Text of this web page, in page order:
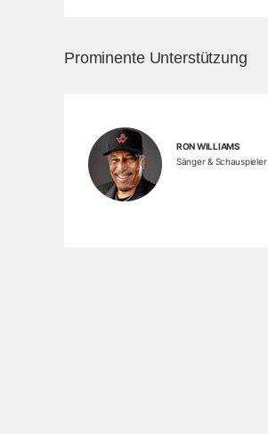
Prominente Unterstützung
RON WILLIAMS
Sänger & Schauspieler